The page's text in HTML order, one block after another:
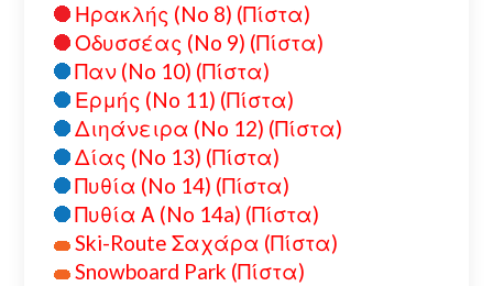
Ηρακλής (No 8) (Πίστα)
Οδυσσέας (No 9) (Πίστα)
Παν (No 10) (Πίστα)
Ερμής (No 11) (Πίστα)
Διηάνειρα (No 12) (Πίστα)
Δίας (No 13) (Πίστα)
Πυθία (No 14) (Πίστα)
Πυθία Α (No 14a) (Πίστα)
Ski-Route Σαχάρα (Πίστα)
Snowboard Park (Πίστα)